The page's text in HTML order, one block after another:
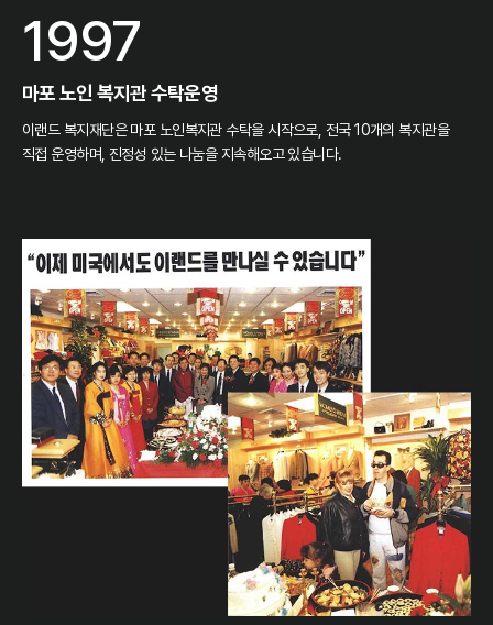
1997
마포 노인 복지관 수탁운영
이랜드 복지재단은 마포 노인복지관 수탁을 시작으로, 전국 10개의 복지관을
직접 운영하며, 진정성 있는 나눔을 지속해오고 있습니다.